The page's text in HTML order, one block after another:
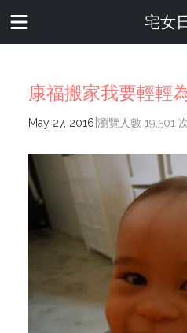
宅女
康福搬家我要輕輕
May 27, 2016 瀏覽人數 19,501